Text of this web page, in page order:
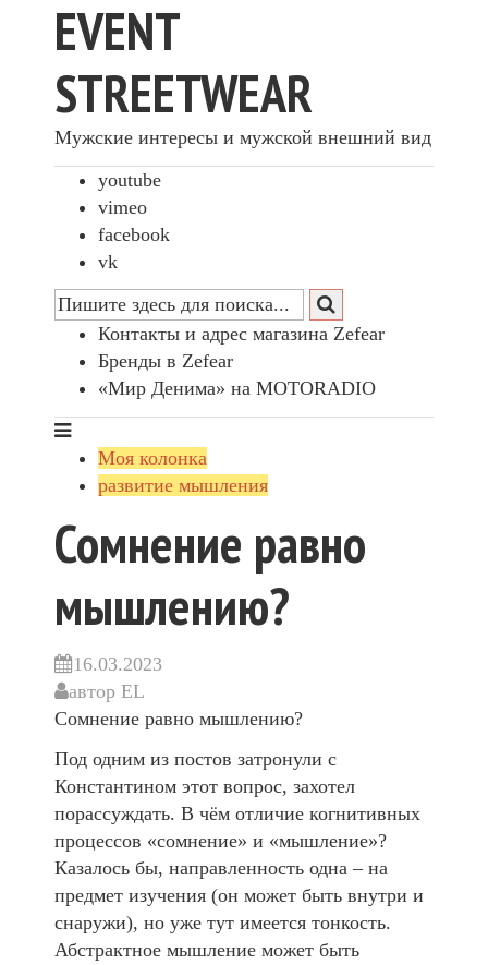
EVENT
STREETWEAR
Мужские интересы и мужской внешний вид
youtube
vimeo
facebook
vk
Контакты и адрес магазина Zefear
Бренды в Zefear
«Мир Денима» на MOTORADIO
Моя колонка
развитие мышления
Сомнение равно
мышлению?
16.03.2023
автор EL
Сомнение равно мышлению?
Под одним из постов затронули с
Константином этот вопрос, захотел
порассуждать. В чём отличие когнитивных
процессов «сомнение» и «мышление»?
Казалось бы, направленность одна – на
предмет изучения (он может быть внутри и
снаружи), но уже тут имеется тонкость.
Абстрактное мышление может быть